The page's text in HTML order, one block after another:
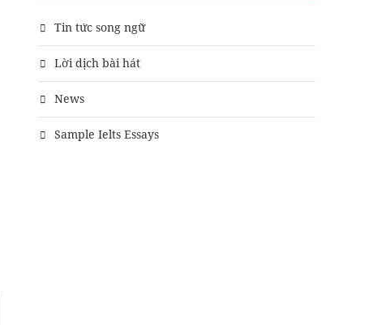
Tin tức song ngữ
Lời dịch bài hát
News
Sample Ielts Essays